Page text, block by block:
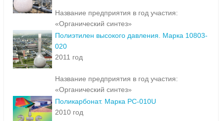
Название предприятия в год участия:
«Органический синтез»
Полиэтилен высокого давления. Марка 10803-
020
2011 год
Название предприятия в год участия:
«Органический синтез»
Поликарбонат. Марка PC-010U
2010 год